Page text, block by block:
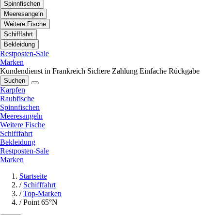
Spinnfischen
Meeresangeln
Weitere Fische
Schifffahrt
Bekleidung
Restposten-Sale
Marken
Kundendienst in Frankreich Sichere Zahlung Einfache Rückgabe
Suchen
Karpfen
Raubfische
Spinnfischen
Meeresangeln
Weitere Fische
Schifffahrt
Bekleidung
Restposten-Sale
Marken
Startseite
/ Schifffahrt
/ Top-Marken
/ Point 65°N